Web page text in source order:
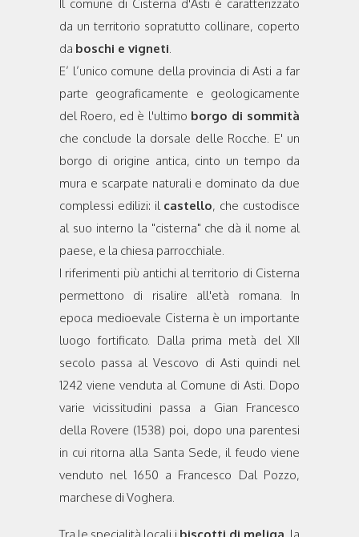
Il comune di Cisterna d'Asti è caratterizzato
da un territorio sopratutto collinare, coperto
da boschi e vigneti.
E’ l’unico comune della provincia di Asti a far
parte geograficamente e geologicamente
del Roero, ed è l'ultimo borgo di sommità
che conclude la dorsale delle Rocche. E' un
borgo di origine antica, cinto un tempo da
mura e scarpate naturali e dominato da due
complessi edilizi: il castello, che custodisce
al suo interno la "cisterna" che dà il nome al
paese, e la chiesa parrocchiale.
I riferimenti più antichi al territorio di Cisterna
permettono di risalire all'età romana. In
epoca medioevale Cisterna è un importante
luogo fortificato. Dalla prima metà del XII
secolo passa al Vescovo di Asti quindi nel
1242 viene venduta al Comune di Asti. Dopo
varie vicissitudini passa a Gian Francesco
della Rovere (1538) poi, dopo una parentesi
in cui ritorna alla Santa Sede, il feudo viene
venduto nel 1650 a Francesco Dal Pozzo,
marchese di Voghera.